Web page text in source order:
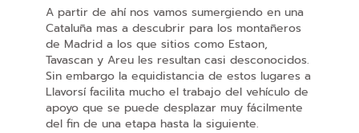
A partir de ahí nos vamos sumergiendo en una
Cataluña mas a descubrir para los montañeros
de Madrid a los que sitios como Estaon,
Tavascan y Areu les resultan casi desconocidos.
Sin embargo la equidistancia de estos lugares a
Llavorsí facilita mucho el trabajo del vehículo de
apoyo que se puede desplazar muy fácilmente
del fin de una etapa hasta la siguiente.